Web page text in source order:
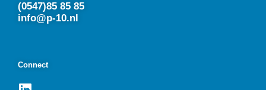
(0547)85 85 85
info@p-10.nl
Connect